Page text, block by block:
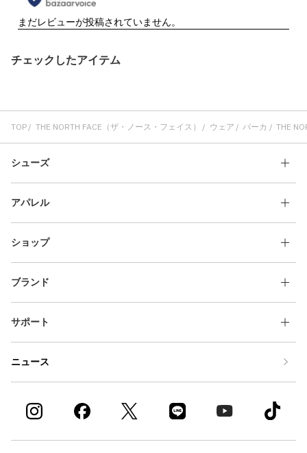
チェックしたアイテム
TOP THE NORTH FACE（ザ・ノース・フェイス） ウェア パーカ THE
シューズ
アパレル
ショップ
ブランド
サポート
ニュース